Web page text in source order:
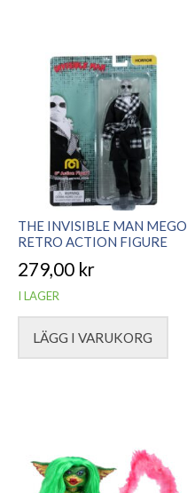
THE INVISIBLE MAN MEGO
RETRO ACTION FIGURE
279,00 kr
I LAGER
LÄGG I VARUKORG